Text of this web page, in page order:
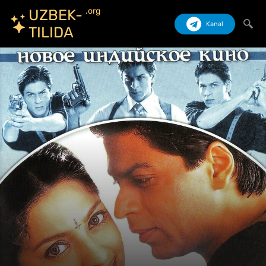
UZBEK-
TILIDA
.org
Kanal
Izlash